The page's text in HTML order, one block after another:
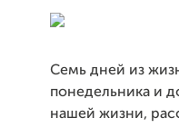
Семь дней из
понедельника и
нашей жизни,